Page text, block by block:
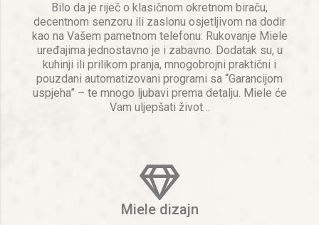
Bilo da je riječ o klasičnom okretnom biraču,
decentnom senzoru ili zaslonu osjetljivom na dodir
kao na Vašem pametnom telefonu: Rukovanje Miele
uređajima jednostavno je i zabavno. Dodatak su, u
kuhinji ili prilikom pranja, mnogobrojni praktični i
pouzdani automatizovani programi sa “Garancijom
uspjeha” – te mnogo ljubavi prema detalju. Miele će
Vam uljepšati život…
Miele dizajn